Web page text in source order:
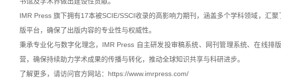
IMRPress旗下拥有17本被SCIE/SSCI收录的高影响力期刊，涵盖多个学科领域，汇
版平台，确保了出版内容的专业性与权威性。
秉承专业化与数字化理念，IMRPress自主研发投审稿系统、网刊管理系统、在线排
营，确保持续助力学术成果的传播与转化，推动全球知识共享与科研进步。
了解更多，请访问官方网站：https://www.imrpress.com/